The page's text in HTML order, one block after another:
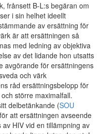
frånsett B-L:s begäran om
i sin helhet ideellt
av ersättning för
är att ersättningen så
med ledning av objektiva
av det lidande hon utsatts
avgörande för ersättningens
och värk
råd ersättningsbelopp för
större maximalfall.
delbetänkande (SOU
att ersättningen avseende
HIV vid en tillämpning av